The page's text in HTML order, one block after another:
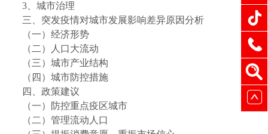
3、城市治理
三、突发疫情对城市发展影响差异原因分析
（一）经济形势
（二）人口大流动
（三）城市产业结构
（四）城市防控措施
四、政策建议
（一）防控重点疫区城市
（二）管理流动人口